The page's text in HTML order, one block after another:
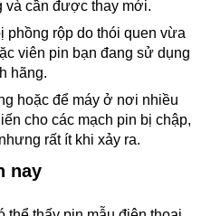
và cần được thay mới.
phồng rộp do thói quen vừa
viên pin bạn đang sử dụng
hãng.
hoặc để máy ở nơi nhiều
cho các mạch pin bị chập,
rất ít khi xảy ra.
nay